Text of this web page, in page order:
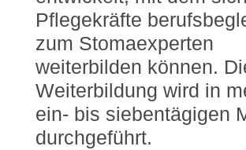
Pflegekräfte
zum Stomaexperten
weiterbilden können.
Weiterbildung wird in
ein- bis siebentägigen
durchgeführt.